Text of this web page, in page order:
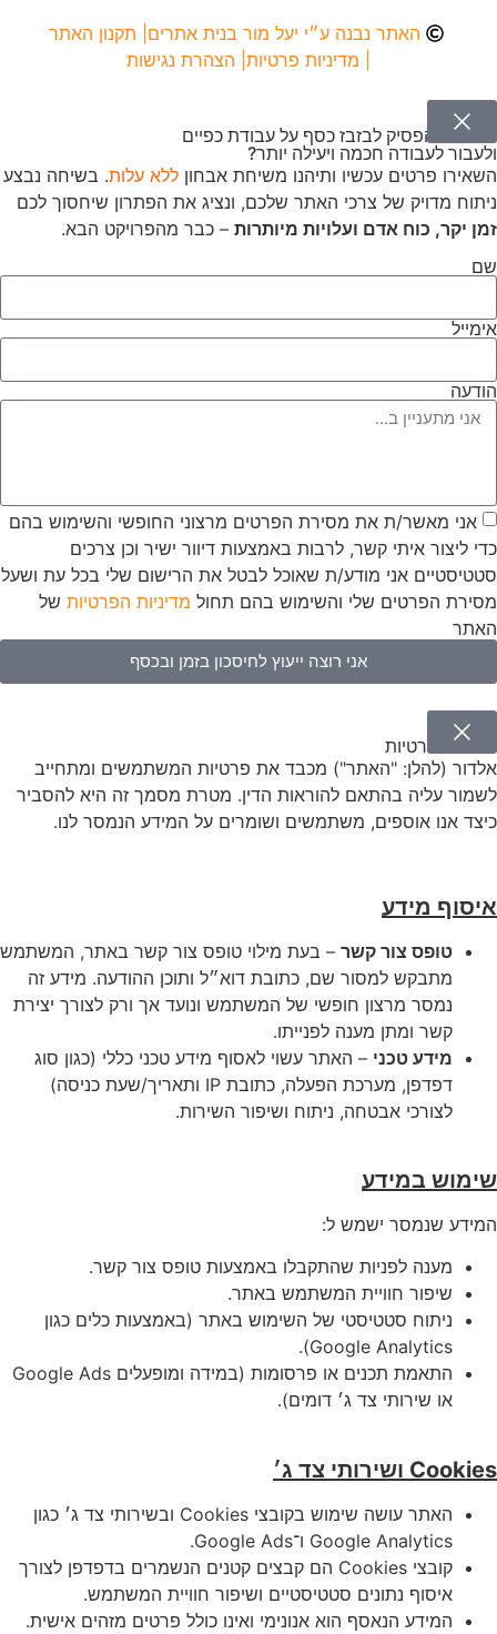
האתר נבנה ע״י יעל מור בנית אתרים | תקנון האתר
| מדיניות פרטיות | הצהרת נגישות
מוכנים להפסיק לבזבז כסף על עבודת כפיים
ולעבור לעבודה חכמה ויעילה יותר?
השאירו פרטים עכשיו ותיהנו משיחת אבחון ללא עלות. בשיחה נבצע
ניתוח מדויק של צרכי האתר שלכם, ונציג את הפתרון שיחסוך לכם
זמן יקר, כוח אדם ועלויות מיותרות – כבר מהפרויקט הבא.
שם
אימייל
הודעה
אני מאשר/ת את מסירת הפרטים מרצוני החופשי והשימוש בהם
כדי ליצור איתי קשר, לרבות באמצעות דיוור ישיר וכן צרכים
סטטיסטיים אני מודע/ת שאוכל לבטל את הרישום שלי בכל עת ושעל
מסירת הפרטים שלי והשימוש בהם תחול מדיניות הפרטיות של
האתר
אני רוצה ייעוץ לחיסכון בזמן ובכסף
מדיניות פרטיות
אלדור (להלן: "האתר") מכבד את פרטיות המשתמשים ומתחייב
לשמור עליה בהתאם להוראות הדין. מטרת מסמך זה היא להסביר
כיצד אנו אוספים, משתמשים ושומרים על המידע הנמסר לנו.
איסוף מידע
טופס צור קשר – בעת מילוי טופס צור קשר באתר, המשתמש
מתבקש למסור שם, כתובת דוא״ל ותוכן ההודעה. מידע זה
נמסר מרצון חופשי של המשתמש ונועד אך ורק לצורך יצירת
קשר ומתן מענה לפנייתו.
מידע טכני – האתר עשוי לאסוף מידע טכני כללי (כגון סוג
דפדפן, מערכת הפעלה, כתובת IP ותאריך/שעת כניסה)
לצורכי אבטחה, ניתוח ושיפור השירות.
שימוש במידע
המידע שנמסר ישמש ל:
מענה לפניות שהתקבלו באמצעות טופס צור קשר.
שיפור חוויית המשתמש באתר.
ניתוח סטטיסטי של השימוש באתר (באמצעות כלים כגון
Google Analytics).
התאמת תכנים או פרסומות (במידה ומופעלים Google Ads
או שירותי צד ג׳ דומים).
Cookies ושירותי צד ג׳
האתר עושה שימוש בקובצי Cookies ובשירותי צד ג׳ כגון
Google Analytics ו־Google Ads.
קובצי Cookies הם קבצים קטנים הנשמרים בדפדפן לצורך
איסוף נתונים סטטיסטיים ושיפור חוויית המשתמש.
המידע הנאסף הוא אנונימי ואינו כולל פרטים מזהים אישית.